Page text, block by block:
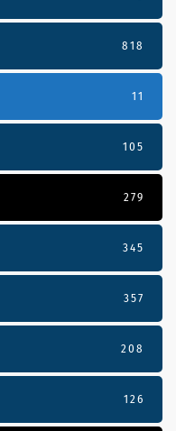
818
11
105
279
345
357
208
126